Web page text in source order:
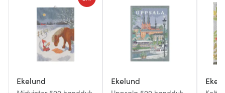
Ekelund Ekelund